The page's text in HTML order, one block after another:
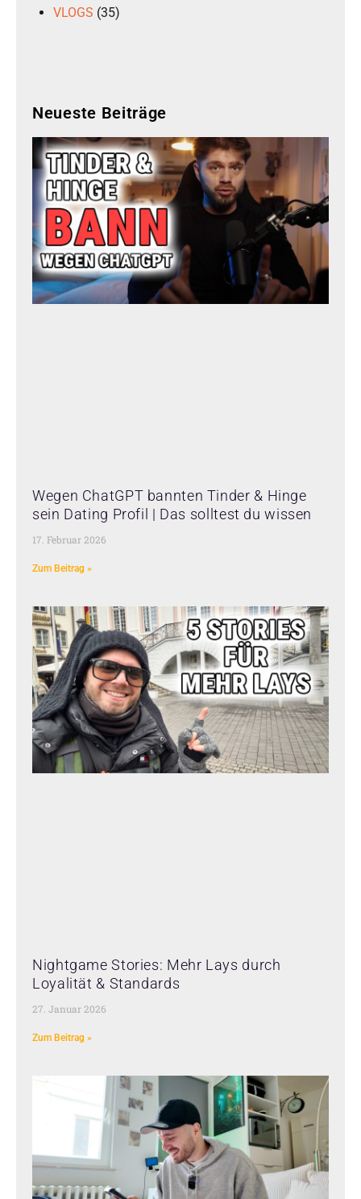
VLOGS (35)
Neueste Beiträge
Wegen ChatGPT bannten Tinder & Hinge
sein Dating Profil | Das solltest du wissen
17. Februar 2026
Zum Beitrag »
Nightgame Stories: Mehr Lays durch
Loyalität & Standards
27. Januar 2026
Zum Beitrag »